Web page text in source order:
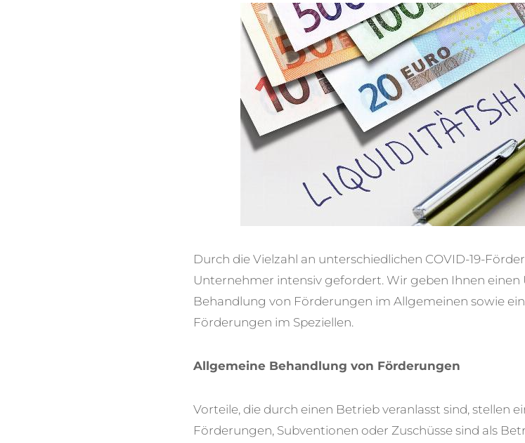
Durch die Vielzahl an unterschiedlichen COVID-19-
Unternehmer intensiv gefordert. Wir geben Ihnen
Behandlung von Förderungen im Allgemeinen sowie
Förderungen im Speziellen.
Allgemeine Behandlung von Förderungen
Vorteile, die durch einen Betrieb veranlasst sind, stellen
Förderungen, Subventionen oder Zuschüsse sind als